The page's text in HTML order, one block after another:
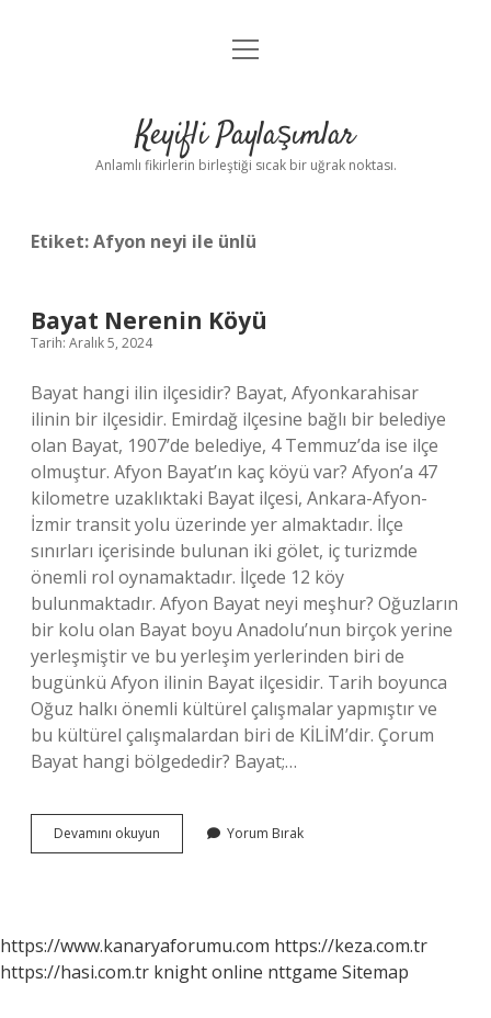
Anasayfa
Yasal Uyarı
menüyü
Keyifli Paylaşımlar
Anlamlı fikirlerin birleştiği sıcak bir uğrak noktası.
Etiket:Afyon neyi ile ünlü
Bayat Nerenin Köyü
Tarih: Aralık 5, 2024
Bayat hangi ilin ilçesidir? Bayat, Afyonkarahisar
ilinin bir ilçesidir. Emirdağ ilçesine bağlı bir belediye
olan Bayat, 1907’de belediye, 4 Temmuz’da ise ilçe
olmuştur. Afyon Bayat’ın kaç köyü var? Afyon’a 47
kilometre uzaklıktaki Bayat ilçesi, Ankara-Afyon-
İzmir transit yolu üzerinde yer almaktadır. İlçe
sınırları içerisinde bulunan iki gölet, iç turizmde
önemli rol oynamaktadır. İlçede 12 köy
bulunmaktadır. Afyon Bayat neyi meşhur? Oğuzların
bir kolu olan Bayat boyu Anadolu’nun birçok yerine
yerleşmiştir ve bu yerleşim yerlerinden biri de
bugünkü Afyon ilinin Bayat ilçesidir. Tarih boyunca
Oğuz halkı önemli kültürel çalışmalar yapmıştır ve
bu kültürel çalışmalardan biri de KİLİM’dir. Çorum
Bayat hangi bölgededir? Bayat;…
Devamını okuyun
Nerenin
Yorum Bırak
https://www.kanaryaforumu.com https://keza.com.tr
https://hasi.com.tr knight online nttgame Sitemap